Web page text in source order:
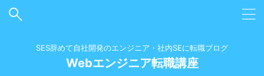
SES辞めて自社開発のエンジニア・社内SEに転職ブログ
Webエンジニア転職講座